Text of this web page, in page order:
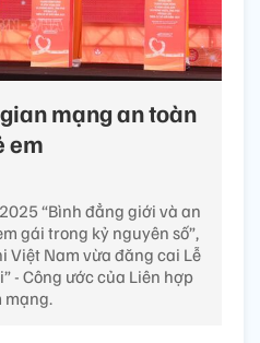
mạng an toàn
em
“Bình đẳng giới và an
gái trong kỷ nguyên số”,
Việt Nam vừa đăng cai Lễ
- Công ước của Liên hợp
mạng.